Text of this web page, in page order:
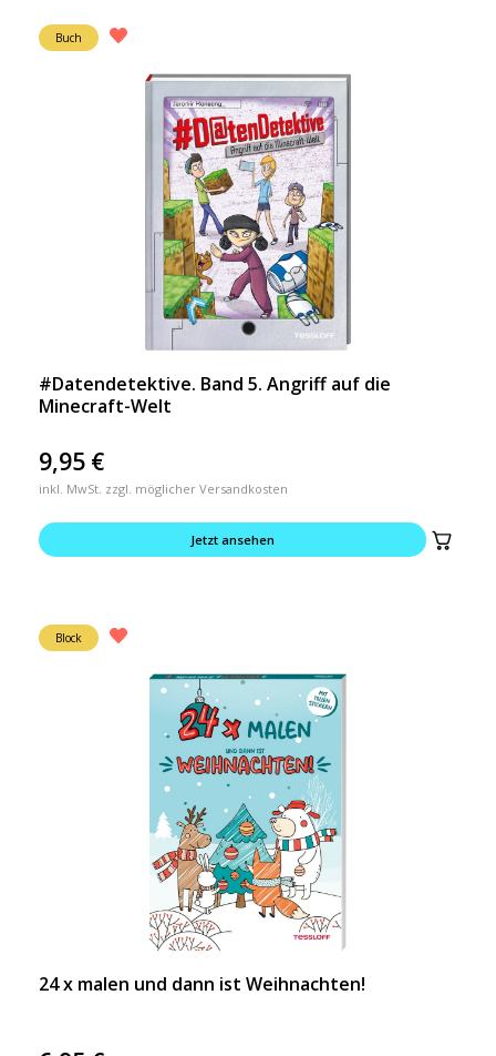
Buch
#Datendetektive. Band 5. Angriff auf die
Minecraft-Welt
9,95 €
inkl. MwSt. zzgl. möglicher Versandkosten
Jetzt ansehen
Block
24 x malen und dann ist Weihnachten!